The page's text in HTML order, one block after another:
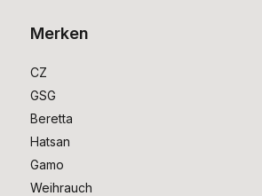
Merken
CZ
GSG
Beretta
Hatsan
Gamo
Weihrauch